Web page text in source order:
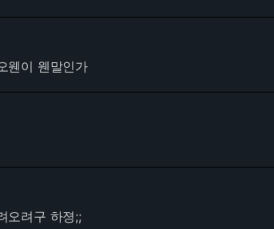
웬이 웬말인가
오려구 하졍;;